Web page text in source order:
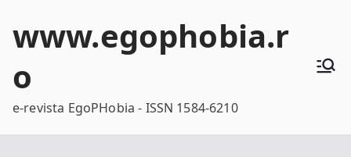
www.egophobia.r
o
e-revista EgoPHobia - ISSN 1584-6210